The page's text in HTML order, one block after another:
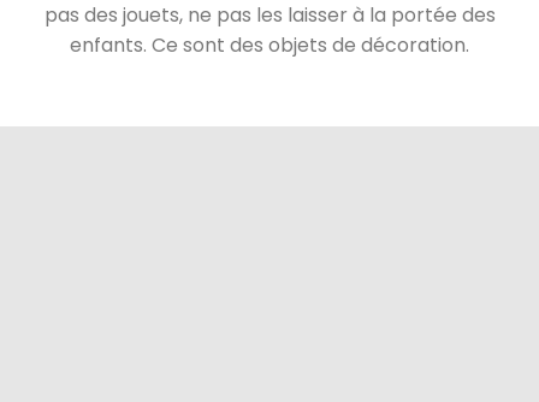
pas des jouets, ne pas les laisser à la portée des
enfants. Ce sont des objets de décoration.